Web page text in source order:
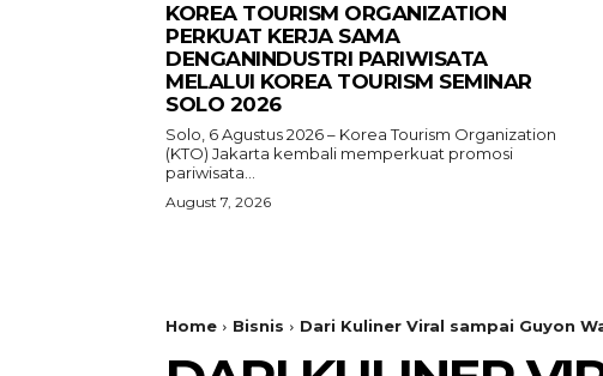
KOREA TOURISM ORGANIZATION
PERKUAT KERJA SAMA
DENGANINDUSTRI PARIWISATA
MELALUI KOREA TOURISM SEMINAR
SOLO 2026
Solo, 6 Agustus 2026 – Korea Tourism Organization
(KTO) Jakarta kembali memperkuat promosi
pariwisata...
August 7, 2026